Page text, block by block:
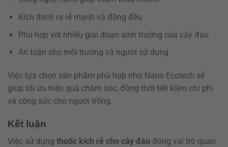
Kích thích ra rễ mạnh và đồng đều
Phù hợp với nhiều giai đoạn sinh trưởng của cây đào
An toàn cho môi trường và người sử dụng
Việc lựa chọn sản phẩm phù hợp như Nano Ecotech sẽ
giúp tối ưu hiệu quả chăm sóc, đồng thời tiết kiệm chi phí
và công sức cho người trồng.
Kết luận
Việc sử dụng thuốc kích rễ cho cây đào đóng vai trò quan